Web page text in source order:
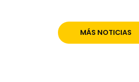
MÁS NOTICIAS